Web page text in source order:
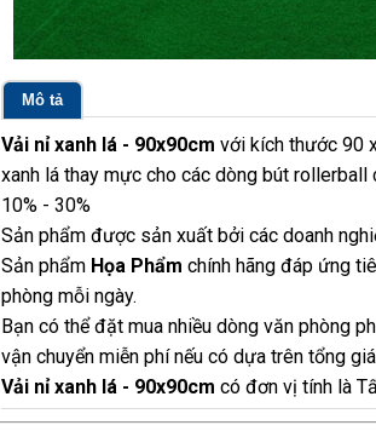
Mô tả
Vải nỉ xanh lá - 90x90cm với kích thước 90
xanh lá thay mực cho các dòng bút
10% - 30%
Sản phẩm được sản xuất bởi các doanh
Sản phẩm Họa Phẩm chính hãng đáp ứng
phòng mỗi ngày.
Bạn có thể đặt mua nhiều dòng văn phòng
vận chuyển miễn phí nếu có dựa trên tổng
Vải nỉ xanh lá - 90x90cm có đơn vị tính là